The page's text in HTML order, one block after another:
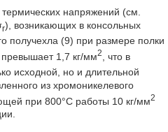
напряжений (см.
r), возникающих в консольных
получехла (9) при размере полки
1,7 кг/мм2
, что в
исходной, но и длительной
из хромоникелевого
при 800°С работы 10 кг/мм2